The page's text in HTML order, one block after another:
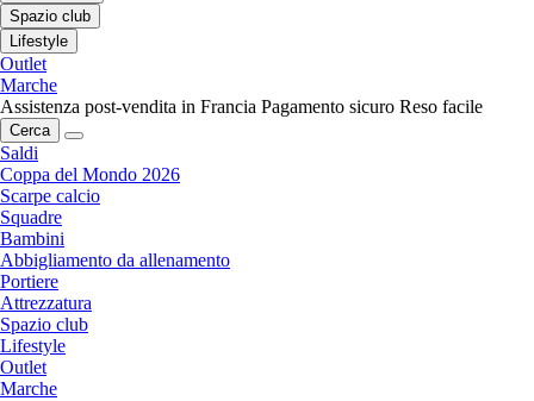
Spazio club
Lifestyle
Outlet
Marche
Assistenza post-vendita in Francia Pagamento sicuro Reso facile
Cerca
Saldi
Coppa del Mondo 2026
Scarpe calcio
Squadre
Bambini
Abbigliamento da allenamento
Portiere
Attrezzatura
Spazio club
Lifestyle
Outlet
Marche